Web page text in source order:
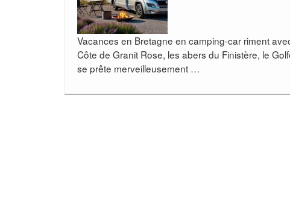
Vacances en Bretagne en camping-car riment
Côte de Granit Rose, les abers du Finistère, le
se prête merveilleusement …